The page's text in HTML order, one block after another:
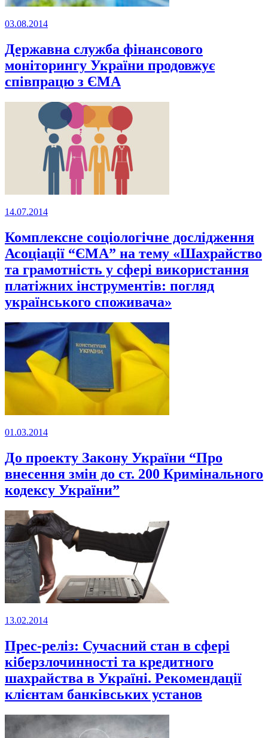
03.08.2014
Державна служба фінансового
моніторингу України продовжує
співпрацю з ЄМА
14.07.2014
Комплексне соціологічне дослідження
Асоціації “ЄМА” на тему «Шахрайство
та грамотність у сфері використання
платіжних інструментів: погляд
українського споживача»
01.03.2014
До проекту Закону України “Про
внесення змін до ст. 200 Кримінального
кодексу України”
13.02.2014
Прес-реліз: Сучасний стан в сфері
кіберзлочинності та кредитного
шахрайства в Україні. Рекомендації
клієнтам банківських установ